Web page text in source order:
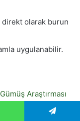
olarak burun
uygulanabilir.
Araştırması